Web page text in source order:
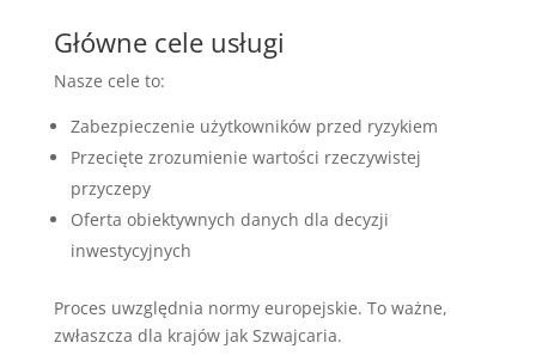
Główne cele usługi
Nasze cele to:
Zabezpieczenie użytkowników przed ryzykiem
Przecięte zrozumienie wartości rzeczywistej
przyczepy
Oferta obiektywnych danych dla decyzji
inwestycyjnych
Proces uwzględnia normy europejskie. To ważne,
zwłaszcza dla krajów jak Szwajcaria.